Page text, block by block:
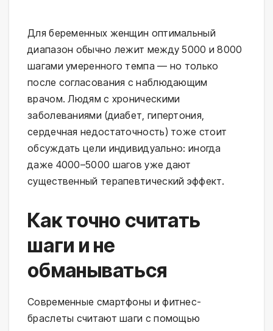
Для беременных женщин оптимальный
диапазон обычно лежит между 5000 и 8000
шагами умеренного темпа — но только
после согласования с наблюдающим
врачом. Людям с хроническими
заболеваниями (диабет, гипертония,
сердечная недостаточность) тоже стоит
обсуждать цели индивидуально: иногда
даже 4000–5000 шагов уже дают
существенный терапевтический эффект.
Как точно считать
шаги и не
обманываться
Современные смартфоны и фитнес-
браслеты считают шаги с помощью